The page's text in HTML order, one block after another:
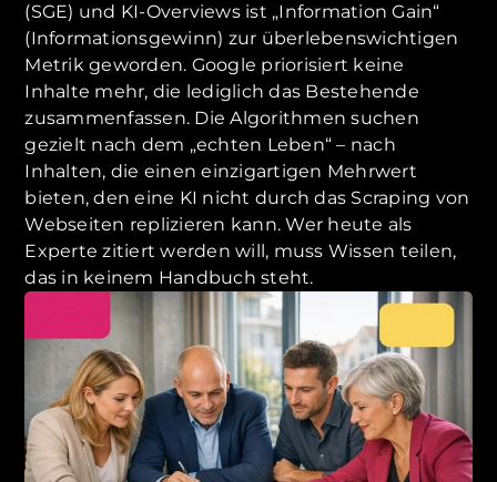
(SGE) und KI-Overviews ist „Information Gain“
(Informationsgewinn) zur überlebenswichtigen
Metrik geworden. Google priorisiert keine
Inhalte mehr, die lediglich das Bestehende
zusammenfassen. Die Algorithmen suchen
gezielt nach dem „echten Leben“ – nach
Inhalten, die einen einzigartigen Mehrwert
bieten, den eine KI nicht durch das Scraping von
Webseiten replizieren kann. Wer heute als
Experte zitiert werden will, muss Wissen teilen,
das in keinem Handbuch steht.